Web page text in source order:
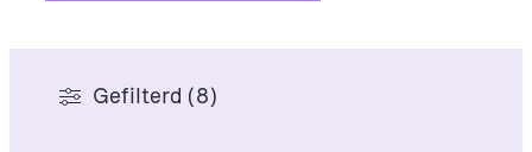
Gefilterd (8)